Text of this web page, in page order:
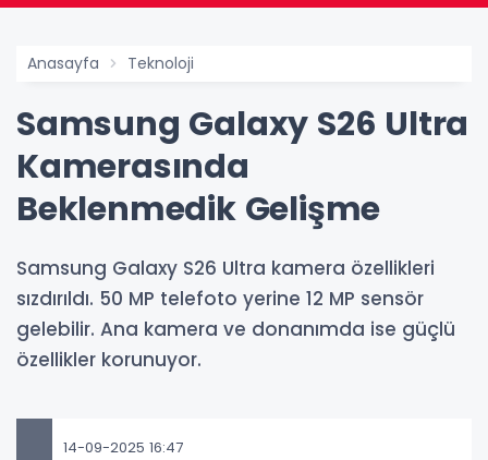
Anasayfa Teknoloji
Samsung Galaxy S26 Ultra
Kamerasında
Beklenmedik Gelişme
Samsung Galaxy S26 Ultra kamera özellikleri
sızdırıldı. 50 MP telefoto yerine 12 MP sensör
gelebilir. Ana kamera ve donanımda ise güçlü
özellikler korunuyor.
14-09-2025 16:47